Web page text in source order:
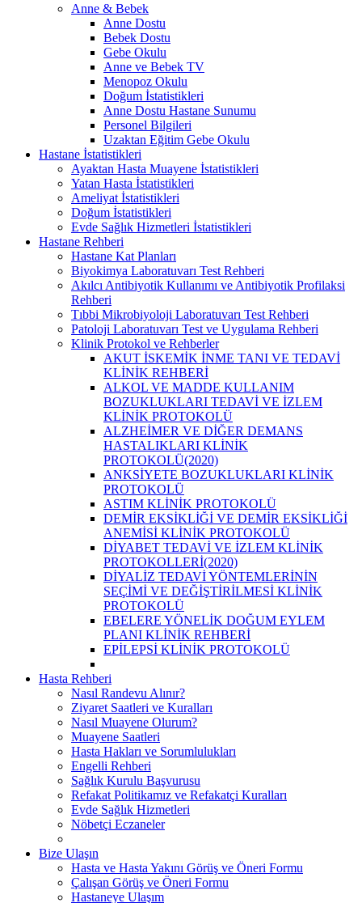
Anne & Bebek
Anne Dostu
Bebek Dostu
Gebe Okulu
Anne ve Bebek TV
Menopoz Okulu
Doğum İstatistikleri
Anne Dostu Hastane Sunumu
Personel Bilgileri
Uzaktan Eğitim Gebe Okulu
Hastane İstatistikleri
Ayaktan Hasta Muayene İstatistikleri
Yatan Hasta İstatistikleri
Ameliyat İstatistikleri
Doğum İstatistikleri
Evde Sağlık Hizmetleri İstatistikleri
Hastane Rehberi
Hastane Kat Planları
Biyokimya Laboratuvarı Test Rehberi
Akılcı Antibiyotik Kullanımı ve Antibiyotik Profilaksi
Rehberi
Tıbbi Mikrobiyoloji Laboratuvarı Test Rehberi
Patoloji Laboratuvarı Test ve Uygulama Rehberi
Klinik Protokol ve Rehberler
AKUT İSKEMİK İNME TANI VE TEDAVİ
KLİNİK REHBERİ
ALKOL VE MADDE KULLANIM
BOZUKLUKLARI TEDAVİ VE İZLEM
KLİNİK PROTOKOLÜ
ALZHEİMER VE DİĞER DEMANS
HASTALIKLARI KLİNİK
PROTOKOLÜ(2020)
ANKSİYETE BOZUKLUKLARI KLİNİK
PROTOKOLÜ
ASTIM KLİNİK PROTOKOLÜ
DEMİR EKSİKLİĞİ VE DEMİR EKSİKLİĞİ
ANEMİSİ KLİNİK PROTOKOLÜ
DİYABET TEDAVİ VE İZLEM KLİNİK
PROTOKOLLERİ(2020)
DİYALİZ TEDAVİ YÖNTEMLERİNİN
SEÇİMİ VE DEĞİŞTİRİLMESİ KLİNİK
PROTOKOLÜ
EBELERE YÖNELİK DOĞUM EYLEM
PLANI KLİNİK REHBERİ
EPİLEPSİ KLİNİK PROTOKOLÜ
Hasta Rehberi
Nasıl Randevu Alınır?
Ziyaret Saatleri ve Kuralları
Nasıl Muayene Olurum?
Muayene Saatleri
Hasta Hakları ve Sorumlulukları
Engelli Rehberi
Sağlık Kurulu Başvurusu
Refakat Politikamız ve Refakatçi Kuralları
Evde Sağlık Hizmetleri
Nöbetçi Eczaneler
Bize Ulaşın
Hasta ve Hasta Yakını Görüş ve Öneri Formu
Çalışan Görüş ve Öneri Formu
Hastaneye Ulaşım